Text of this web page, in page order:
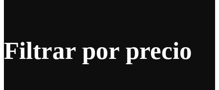
Filtrar por precio